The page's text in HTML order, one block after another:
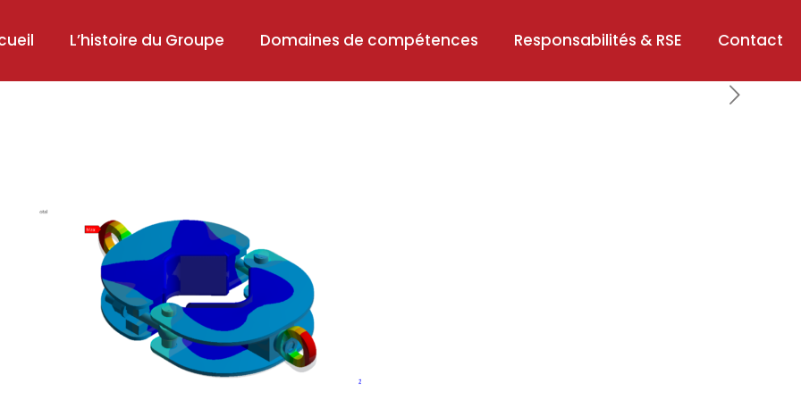
L’histoire du Groupe Domaines de compétences Responsabilités & RSE Contact